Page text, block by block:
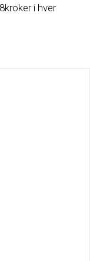
i hver